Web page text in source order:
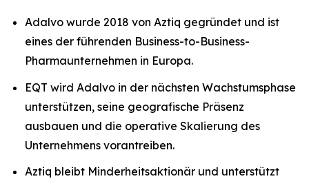
Adalvo wurde 2018 von Aztiq gegründet und ist
eines der führenden Business-to-Business-
Pharmaunternehmen in Europa.
EQT wird Adalvo in der nächsten Wachstumsphase
unterstützen, seine geografische Präsenz
ausbauen und die operative Skalierung des
Unternehmens vorantreiben.
Aztiq bleibt Minderheitsaktionär und unterstützt